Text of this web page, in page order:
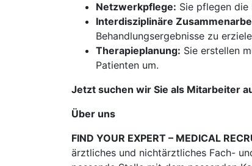
Netzwerkpflege: Sie pflegen die
Interdisziplinäre
Behandlungsergebnisse zu
Therapieplanung: Sie erstellen
Patienten um.
Jetzt suchen wir Sie als Mitarbeiter
Über uns
FIND YOUR EXPERT – MEDICAL
ärztliches und nichtärztliches Fach-